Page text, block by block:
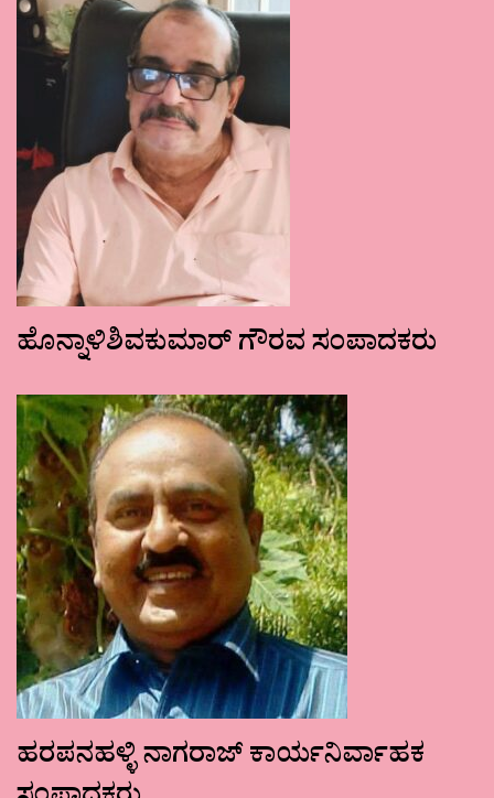
ಹೊನ್ನಾಳಿಶಿವಕುಮಾರ್ ಗೌರವ ಸಂಪಾದಕರು
ಹರಪನಹಳ್ಳಿ ನಾಗರಾಜ್ ಕಾರ್ಯನಿರ್ವಾಹಕ